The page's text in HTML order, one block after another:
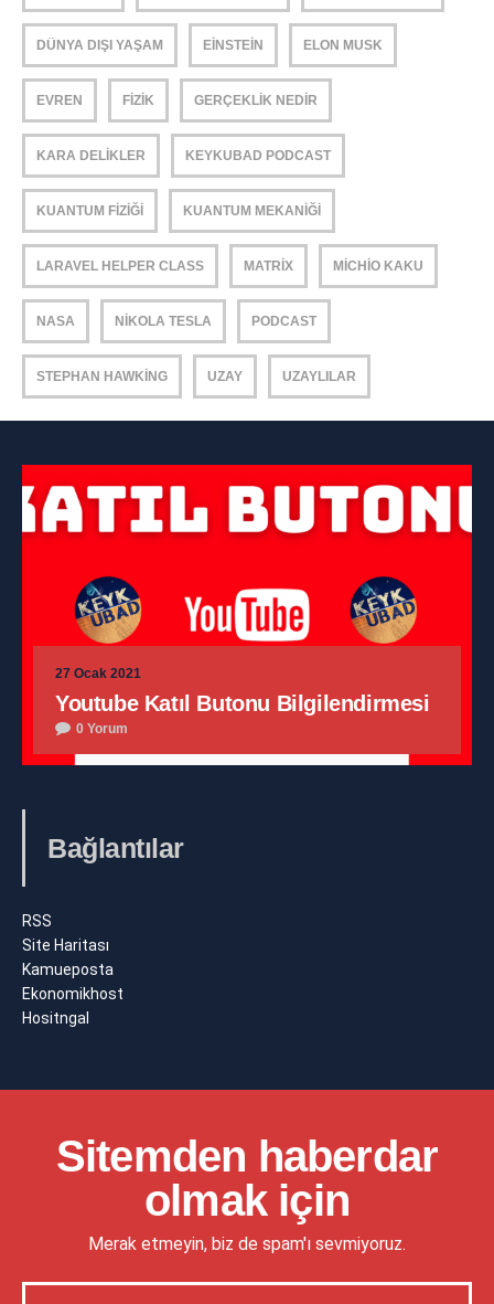
DÜNYA DIŞI YAŞAM EINSTEIN ELON MUSK
EVREN FIZIK GERÇEKLIK NEDIR
KARA DELIKLER KEYKUBAD PODCAST
KUANTUM FIZIĞI KUANTUM MEKANIĞI
LARAVEL HELPER CLASS MATRIX MICHIO KAKU
NASA NIKOLA TESLA PODCAST
STEPHAN HAWKING UZAY UZAYLILAR
27 Ocak 2021
Youtube Katıl Butonu Bilgilendirmesi
0 Yorum
Bağlantılar
RSS
Site Haritası
Kamueposta
Ekonomikhost
Hositngal
Sitemden haberdar
olmak için
Merak etmeyin, biz de spam'ı sevmiyoruz.